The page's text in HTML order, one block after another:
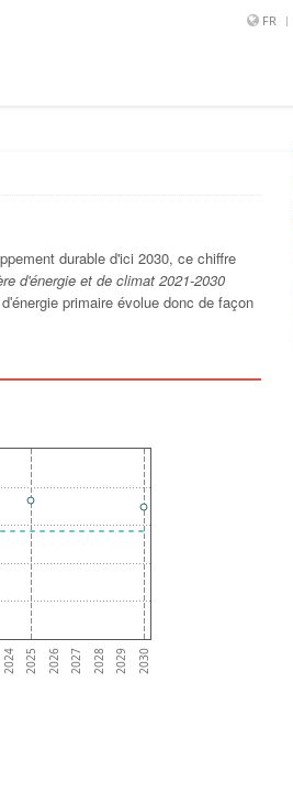
FR
durable d'ici 2030, ce chiffre
d'énergie et de climat 2021-2030
primaire évolue donc de façon
2024 2025 2026 2027 2028 2029 2030